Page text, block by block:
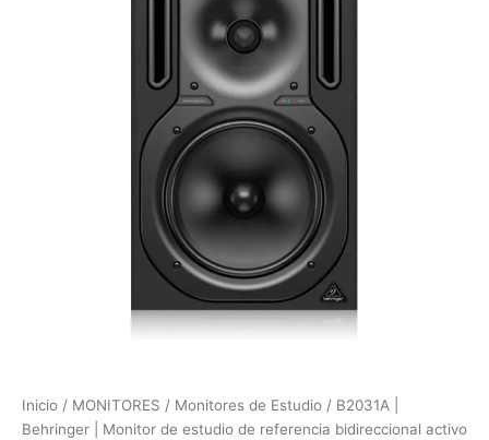
Inicio / MONITORES / Monitores de Estudio / B2031A |
Behringer | Monitor de estudio de referencia bidireccional activo